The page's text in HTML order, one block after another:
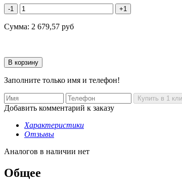
-1 +1
Сумма: 2 679,57 руб
Заполните только имя и телефон!
Добавить комментарий к заказу
Характеристики
Отзывы
Аналогов в наличии нет
Общее